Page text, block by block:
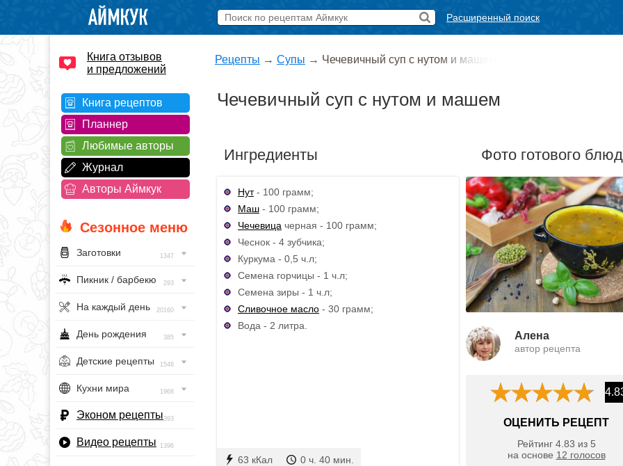
Расширенный поиск
Книга отзывов
и предложений
Книга рецептов
Планнер
Любимые авторы
Журнал
Авторы Аймкук
Сезонное меню
Заготовки 1347
Пикник / барбекю 293
На каждый день 20160
День рождения 385
Детские рецепты 1548
Кухни мира 1968
Эконом рецепты393
Видео рецепты 1396
Рецепты → Супы → Чечевичный суп с нутом и машем
Чечевичный суп с нутом и машем
Ингредиенты
Нут- 100 грамм;
Маш - 100 грамм;
Чечевица черная - 100 грамм;
Чеснок - 4 зубчика;
Куркума - 0,5 ч.л;
Семена горчицы - 1 ч.л;
Семена зиры - 1 ч.л;
Сливочное масло - 30 грамм;
Вода - 2 литра.
63 кКал 0 ч. 40 мин.
Фото готового
Алена
автор рецепта
ОЦЕНИТЬ РЕЦЕПТ
Рейтинг 4.83 из 5
на основе 12 голосов